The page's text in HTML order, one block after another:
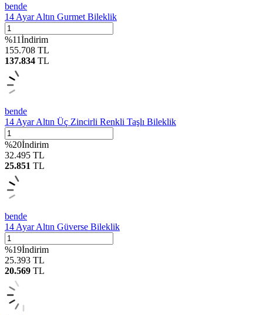
bende
14 Ayar Altın Gurmet Bileklik
%11İndirim
155.708 TL
137.834 TL
bende
14 Ayar Altın Üç Zincirli Renkli Taşlı Bileklik
%20İndirim
32.495 TL
25.851 TL
bende
14 Ayar Altın Güverse Bileklik
%19İndirim
25.393 TL
20.569 TL